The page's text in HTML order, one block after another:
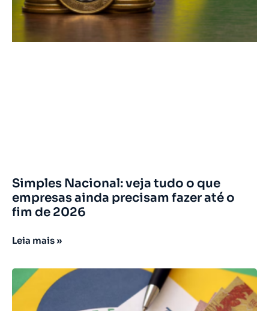
Simples Nacional: veja tudo o que
empresas ainda precisam fazer até o
fim de 2026
Leia mais »